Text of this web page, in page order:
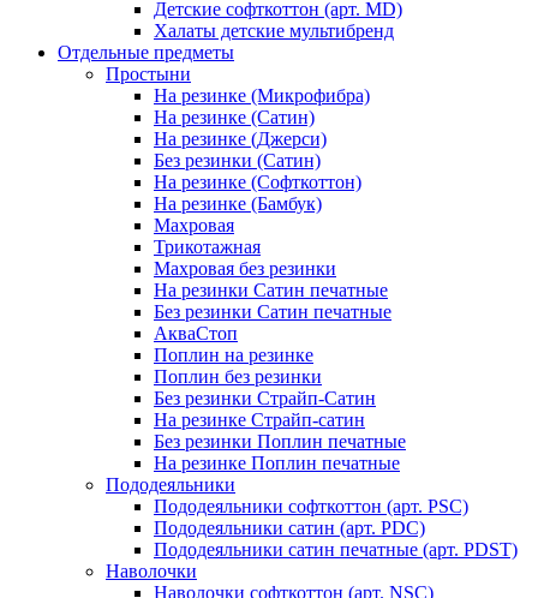
Детские софткоттон (арт. MD)
Халаты детские мультибренд
Отдельные предметы
Простыни
На резинке (Микрофибра)
На резинке (Сатин)
На резинке (Джерси)
Без резинки (Сатин)
На резинке (Софткоттон)
На резинке (Бамбук)
Махровая
Трикотажная
Махровая без резинки
На резинки Сатин печатные
Без резинки Сатин печатные
АкваСтоп
Поплин на резинке
Поплин без резинки
Без резинки Страйп-Сатин
На резинке Страйп-сатин
Без резинки Поплин печатные
На резинке Поплин печатные
Пододеяльники
Пододеяльники софткоттон (арт. PSC)
Пододеяльники сатин (арт. PDC)
Пододеяльники сатин печатные (арт. PDST)
Наволочки
Наволочки софткоттон (арт. NSC)